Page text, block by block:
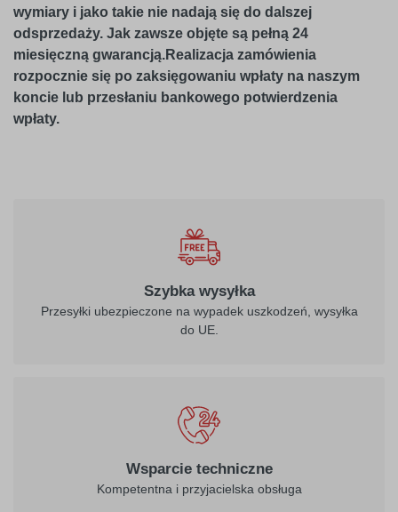
wymiary i jako takie nie nadają się do dalszej
odsprzedaży. Jak zawsze objęte są pełną 24
miesięczną gwarancją.Realizacja zamówienia
rozpocznie się po zaksięgowaniu wpłaty na naszym
koncie lub przesłaniu bankowego potwierdzenia
wpłaty.
Szybka wysyłka
Przesyłki ubezpieczone na wypadek uszkodzeń, wysyłka
do UE.
Wsparcie techniczne
Kompetentna i przyjacielska obsługa